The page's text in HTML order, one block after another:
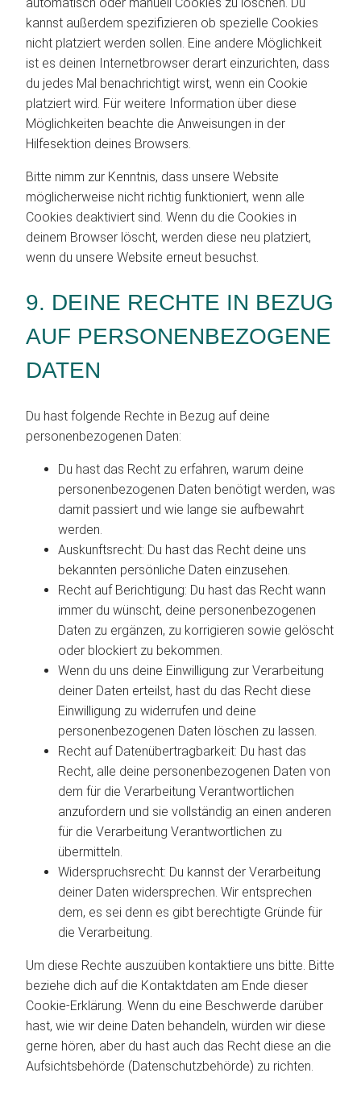
kannst außerdem spezifizieren ob spezielle Cookies
nicht platziert werden sollen. Eine andere Möglichkeit
ist es deinen Internetbrowser derart einzurichten, dass
du jedes Mal benachrichtigt wirst, wenn ein Cookie
platziert wird. Für weitere Information über diese
Möglichkeiten beachte die Anweisungen in der
Hilfesektion deines Browsers.
Bitte nimm zur Kenntnis, dass unsere Website
möglicherweise nicht richtig funktioniert, wenn alle
Cookies deaktiviert sind. Wenn du die Cookies in
deinem Browser löscht, werden diese neu platziert,
wenn du unsere Website erneut besuchst.
9. DEINE RECHTE IN BEZUG
AUF PERSONENBEZOGENE
DATEN
Du hast folgende Rechte in Bezug auf deine
personenbezogenen Daten:
Du hast das Recht zu erfahren, warum deine
personenbezogenen Daten benötigt werden, was
damit passiert und wie lange sie aufbewahrt
werden.
Auskunftsrecht: Du hast das Recht deine uns
bekannten persönliche Daten einzusehen.
Recht auf Berichtigung: Du hast das Recht wann
immer du wünscht, deine personenbezogenen
Daten zu ergänzen, zu korrigieren sowie gelöscht
oder blockiert zu bekommen.
Wenn du uns deine Einwilligung zur Verarbeitung
deiner Daten erteilst, hast du das Recht diese
Einwilligung zu widerrufen und deine
personenbezogenen Daten löschen zu lassen.
Recht auf Datenübertragbarkeit: Du hast das
Recht, alle deine personenbezogenen Daten von
dem für die Verarbeitung Verantwortlichen
anzufordern und sie vollständig an einen anderen
für die Verarbeitung Verantwortlichen zu
übermitteln.
Widerspruchsrecht: Du kannst der Verarbeitung
deiner Daten widersprechen. Wir entsprechen
dem, es sei denn es gibt berechtigte Gründe für
die Verarbeitung.
Um diese Rechte auszuüben kontaktiere uns bitte. Bitte
beziehe dich auf die Kontaktdaten am Ende dieser
Cookie-Erklärung. Wenn du eine Beschwerde darüber
hast, wie wir deine Daten behandeln, würden wir diese
gerne hören, aber du hast auch das Recht diese an die
Aufsichtsbehörde (Datenschutzbehörde) zu richten.